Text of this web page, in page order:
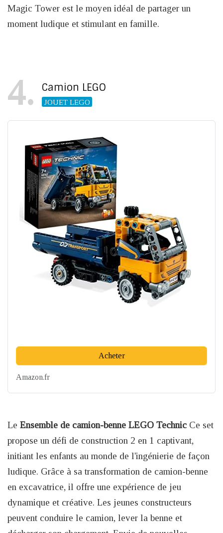
Magic Tower est le moyen idéal de partager un
moment ludique et stimulant en famille.
4 Camion LEGO
JOUET LEGO
Acheter
Amazon.fr
Le Ensemble de camion-benne LEGO Technic Ce set
propose un défi de construction 2 en 1 captivant,
initiant les enfants au monde de l'ingénierie de façon
ludique. Grâce à sa transformation de camion-benne
en excavatrice, il offre une expérience de jeu
dynamique et créative. Les jeunes constructeurs
peuvent conduire le camion, lever la benne et